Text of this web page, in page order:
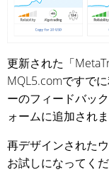
更新された「
MQL5.comですで
ーのフィードバッ
ォームに追加されま
再デザインされた
お試しになってく